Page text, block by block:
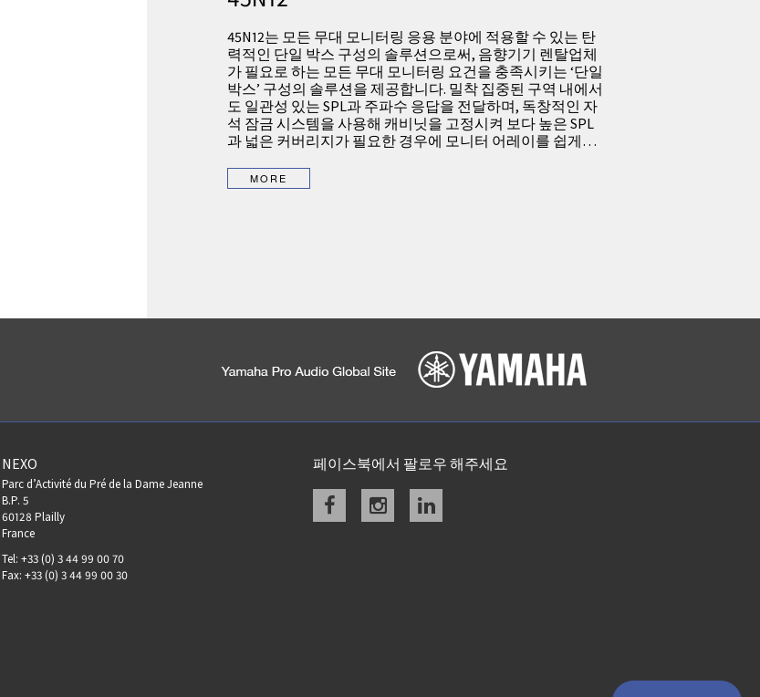
45N12는 모든 무대 모니터링 응용 분야에 적용할 수 있는 탄
력적인 단일 박스 구성의 솔루션으로써, 음향기기 렌탈업체
가 필요로 하는 모든 무대 모니터링 요건을 충족시키는 ‘단일
박스’ 구성의 솔루션을 제공합니다. 밀착 집중된 구역 내에서
도 일관성 있는 SPL과 주파수 응답을 전달하며, 독창적인 자
석 잠금 시스템을 사용해 캐비닛을 고정시켜 보다 높은 SPL
과 넓은 커버리지가 필요한 경우에 모니터 어레이를 쉽게…
NEXO
Parc d’Activité du Pré de la Dame Jeanne
B.P. 5
60128 Plailly
France
Tel: +33 (0) 3 44 99 00 70
Fax: +33 (0) 3 44 99 00 30
페이스북에서 팔로우 해주세요
Facebookinstagramlinkedin